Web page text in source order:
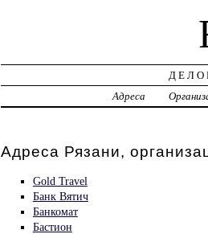
Адреса
Адреса Рязани,
Gold Travel
Банк Вятич
Банкомат
Бастион